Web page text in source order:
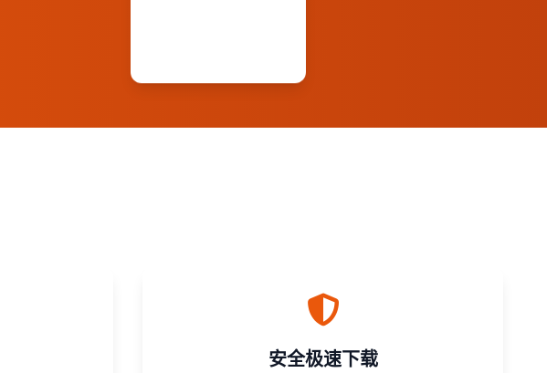
安全极速下载